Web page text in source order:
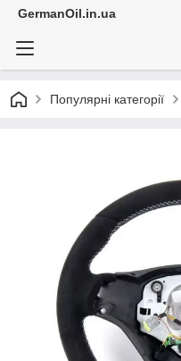
GermanOil.in.ua
Популярні категорії